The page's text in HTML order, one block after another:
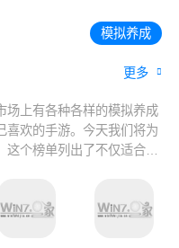
模拟养成
更多
场上有各种各样的模拟养成
喜欢的手游。今天我们将为
个榜单列出了不仅适合男